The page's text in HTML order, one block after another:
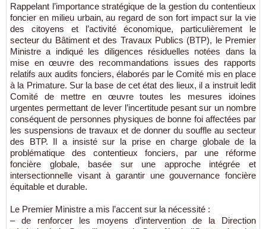
Rappelant l’importance stratégique de la gestion du contentieux
foncier en milieu urbain, au regard de son fort impact sur la vie
des citoyens et l’activité économique, particulièrement le
secteur du Bâtiment et des Travaux Publics (BTP), le Premier
Ministre a indiqué les diligences résiduelles notées dans la
mise en œuvre des recommandations issues des rapports
relatifs aux audits fonciers, élaborés par le Comité mis en place
à la Primature. Sur la base de cet état des lieux, il a instruit ledit
Comité de mettre en œuvre toutes les mesures idoines
urgentes permettant de lever l’incertitude pesant sur un nombre
conséquent de personnes physiques de bonne foi affectées par
les suspensions de travaux et de donner du souffle au secteur
des BTP. Il a insisté sur la prise en charge globale de la
problématique des contentieux fonciers, par une réforme
foncière globale, basée sur une approche intégrée et
intersectionnelle visant à garantir une gouvernance foncière
équitable et durable.
Le Premier Ministre a mis l’accent sur la nécessité :
– de renforcer les moyens d’intervention de la Direction